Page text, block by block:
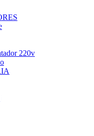
220v